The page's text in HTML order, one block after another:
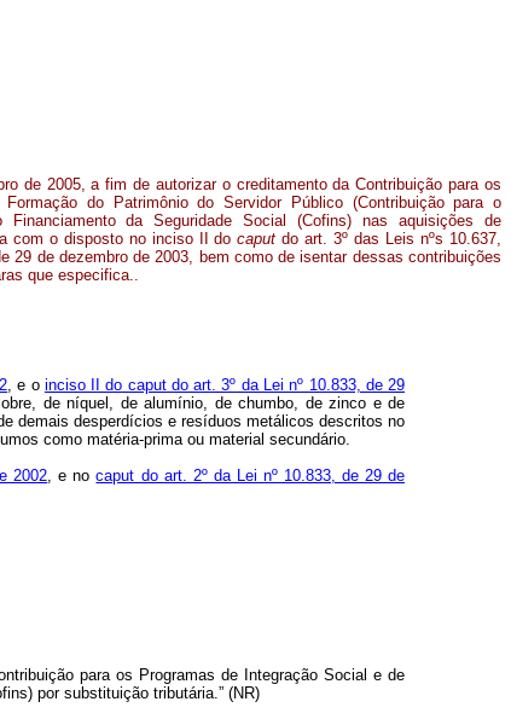
de 2005, a fim de autorizar o creditamento da Contribuição para os
do Patrimônio do Servidor Público (Contribuição para o
da Seguridade Social (Cofins) nas aquisições de
com o disposto no inciso II docaput do art. 3º das Leis nºs 10.637,
29 de dezembro de 2003, bem como de isentar dessas contribuições
que especifica..
, e o inciso II do caput do art. 3º da Lei nº 10.833, de 29
de níquel, de alumínio, de chumbo, de zinco e de
demais desperdícios e resíduos metálicos descritos no
como matéria-prima ou material secundário.
2002, e nocaput do art. 2º da Lei nº 10.833, de 29 de
para os Programas de Integração Social e de
por substituição tributária.” (NR)